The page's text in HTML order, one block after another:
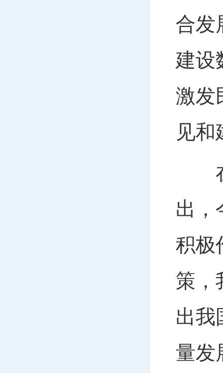
合发
建设
激发
见和
在
出，
积极
策，
出我
量发